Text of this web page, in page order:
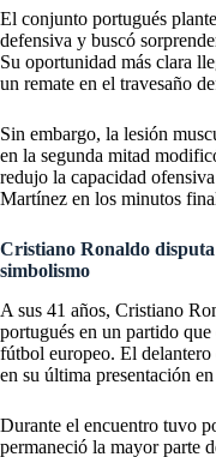
El conjunto portugués
defensiva y buscó
Su oportunidad más clara
un remate en el travesaño
Sin embargo, la lesión
en la segunda mitad
redujo la capacidad
Martínez en los minutos
Cristiano Ronaldo
simbolismo
A sus 41 años, Cristiano
portugués en un partido
fútbol europeo. El
en su última presentación
Durante el encuentro tuvo
permaneció la mayor parte